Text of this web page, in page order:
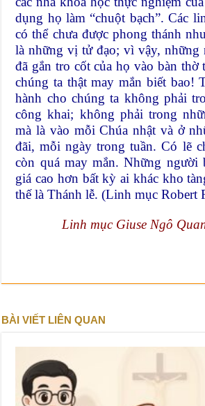
dụng họ làm “chuột bạch”. Các
có thể chưa được phong thánh
là những vị tử đạo; vì vậy, những
đã gắn tro cốt của họ vào bàn
chúng ta thật may mắn biết bao!
hành cho chúng ta không phải
công khai; không phải trong
mà là vào mỗi Chúa nhật và ở
đãi, mỗi ngày trong tuần. Có lẽ
còn quá may mắn. Những người
giá cao hơn bất kỳ ai khác kho
thế là Thánh lễ. (Linh mục Robert
Linh mục Giuse Ngô
BÀI VIẾT LIÊN QUAN